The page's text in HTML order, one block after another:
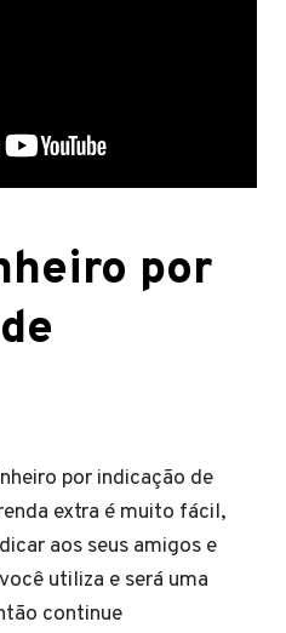
por
por indicação de
extra é muito fácil,
aos seus amigos e
utiliza e será uma
continue